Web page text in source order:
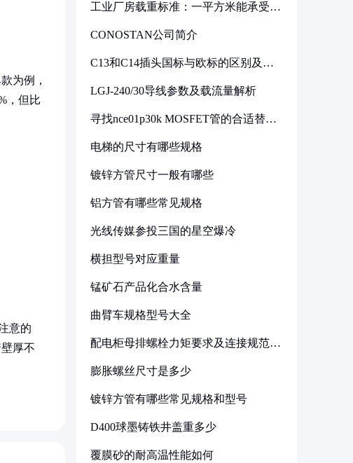
为例，
，但比
意的
厚不
工业厂房载重标准：一平方米能承受多
CONOSTAN公司简介
C13和C14插头国标与欧标的区别及其
LGJ-240/30导线参数及载流量解析
寻找nce01p30k MOSFET管的合适替代
电梯的尺寸有哪些规格
镀锌方管尺寸一般有哪些
铝方管有哪些常见规格
光线传媒参投三国的星空爆冷
横担型号对应重量
锰矿石产品化合水含量
曲臂车规格型号大全
配电柜母排螺栓力矩要求及连接规范详
膨胀螺丝尺寸是多少
镀锌方管有哪些常见规格和型号
D400球墨铸铁井盖重多少
覆膜砂的耐高温性能如何